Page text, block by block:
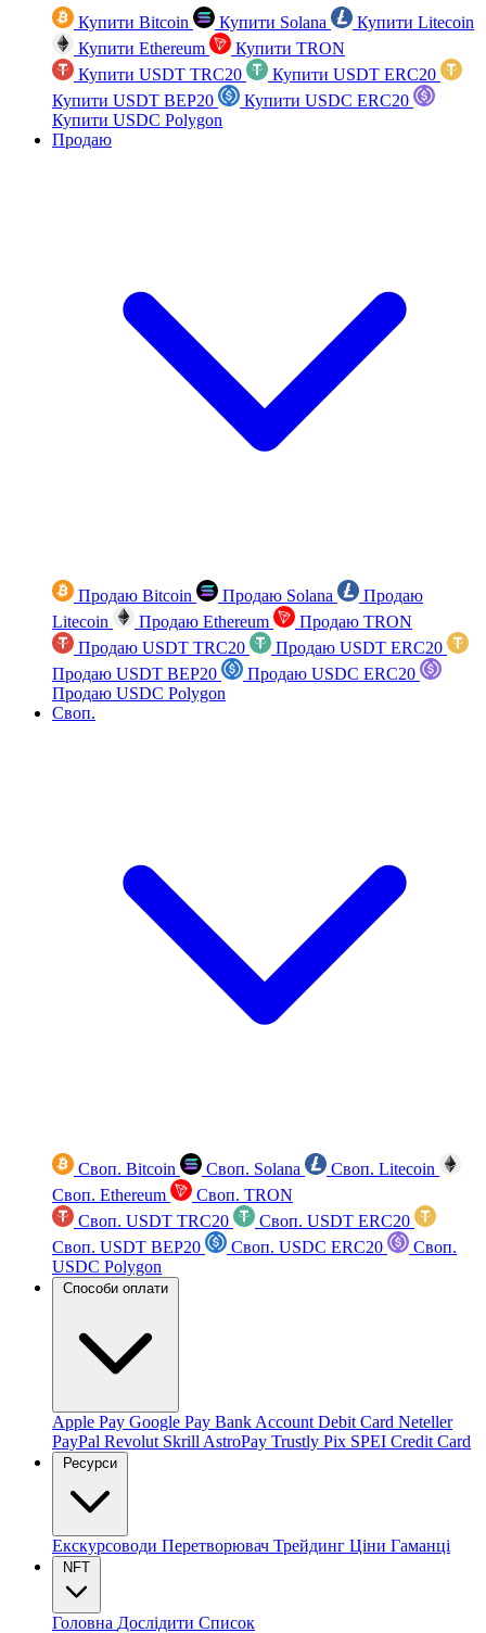
Купити Bitcoin Купити Solana
Купити Litecoin
Купити Ethereum
Купити TRON
Купити USDT TRC20
Купити USDT ERC20
Купити USDT BEP20
Купити USDC ERC20
Купити USDC Polygon
Продаю
Продаю Bitcoin Продаю Solana
Продаю
Litecoin
Продаю Ethereum
Продаю TRON
Продаю USDT TRC20
Продаю USDT ERC20
Продаю USDT BEP20
Продаю USDC ERC20
Продаю USDC Polygon
Своп.
Своп. Bitcoin Своп. Solana
Своп. Litecoin
Своп. Ethereum
Своп. TRON
Своп. USDT TRC20
Своп. USDT ERC20
Своп. USDT BEP20
Своп. USDC ERC20
Своп.
USDC Polygon
Способи оплати
Apple Pay Google Pay Bank Account Debit Card Neteller
PayPal Revolut Skrill AstroPay Trustly Pix SPEI Credit Card
Ресурси
Екскурсоводи Перетворювач Трейдинг Ціни Гаманці
NFT
Головна Дослідити Список